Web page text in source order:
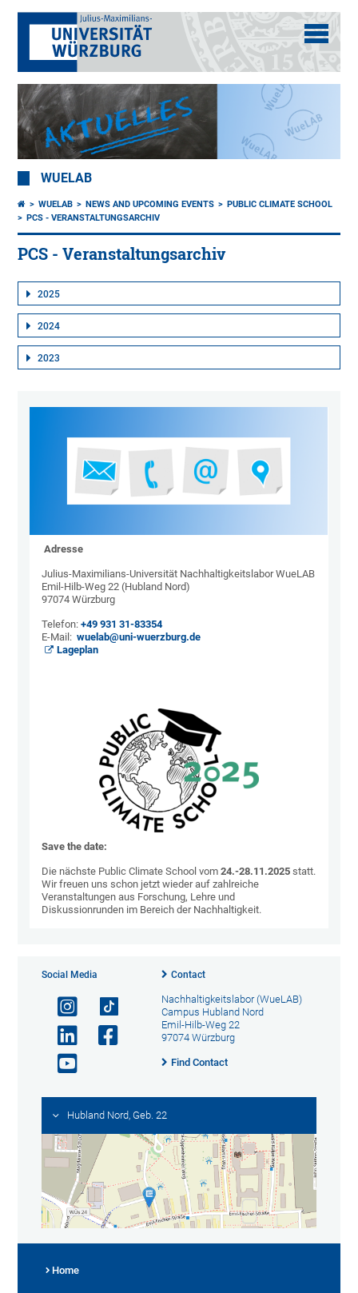
WUELAB
WUELAB NEWS AND UPCOMING EVENTS
PUBLIC CLIMATE SCHOOL
PCS - VERANSTALTUNGSARCHIV
PCS - Veranstaltungsarchiv
2025
2024
2023
Adresse
Julius-Maximilians-Universität Nachhaltigkeitslabor WueLAB
Emil-Hilb-Weg 22 (Hubland Nord)
97074 Würzburg
Telefon:+49 931 31-83354
E-Mail:wuelab@uni-wuerzburg.de
Lageplan
Save the date:
Die nächste Public Climate School vom24.-28.11.2025 statt.
Wir freuen uns schon jetzt wieder auf zahlreiche
Veranstaltungen aus Forschung, Lehre und
Diskussionrunden im Bereich der Nachhaltigkeit.
Social Media Contact
Nachhaltigkeitslabor (WueLAB)
Campus Hubland Nord
Emil-Hilb-Weg 22
97074 Würzburg
Find Contact
Hubland Nord, Geb. 22
Home